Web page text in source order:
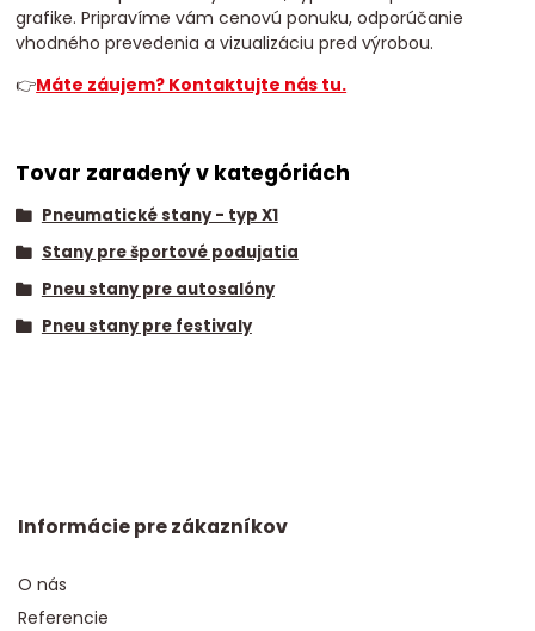
grafike. Pripravíme vám cenovú ponuku, odporúčanie
vhodného prevedenia a vizualizáciu pred výrobou.
👉Máte záujem? Kontaktujte nás tu.
Tovar zaradený v kategóriách
Pneumatické stany - typ X1
Stany pre športové podujatia
Pneu stany pre autosalóny
Pneu stany pre festivaly
Informácie pre zákazníkov
O nás
Referencie